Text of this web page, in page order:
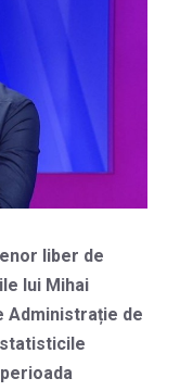
liber de
lui Mihai
Administrație de